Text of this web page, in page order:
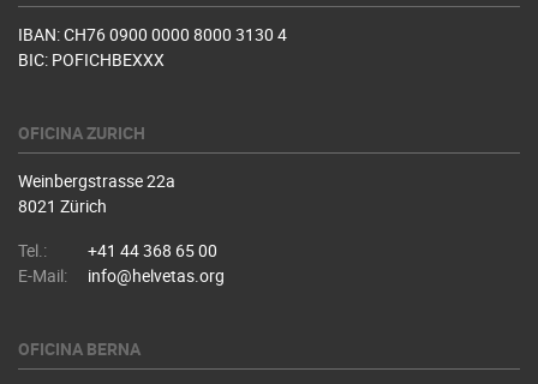
IBAN: CH76 0900 0000 8000 3130 4
BIC: POFICHBEXXX
OFICINA ZURICH
Weinbergstrasse 22a
8021 Zürich
Tel.:
+41 44 368 65 00
E-Mail:
info@helvetas.org
OFICINA BERNA